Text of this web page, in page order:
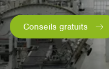
Emballage
Offices
Espace (semi-)ouverts
Conseils gratuits